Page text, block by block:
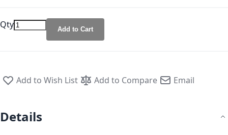
Qty Add to Cart
Add to Wish List Add to Compare Email
Details